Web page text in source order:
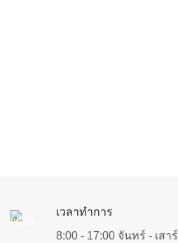
เวลาทำการ
8:00 - 17:00 จันทร์ - เสาร์